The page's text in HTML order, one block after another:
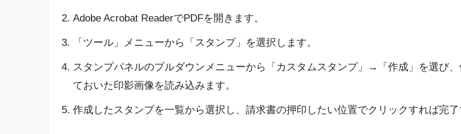
Adobe Acrobat ReaderでPDFを開きます。
「ツール」メニューから「スタンプ」を選択します。
スタンプパネルのプルダウンメニューから「カスタムスタンプ」→「作成」を選び、
ておいた印影画像を読み込みます。
作成したスタンプを一覧から選択し、請求書の押印したい位置でクリックすれば完了